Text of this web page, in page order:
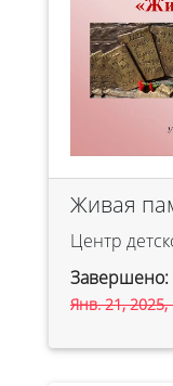
Живая
Центр
Завершено:
Янв. 21, 2025,